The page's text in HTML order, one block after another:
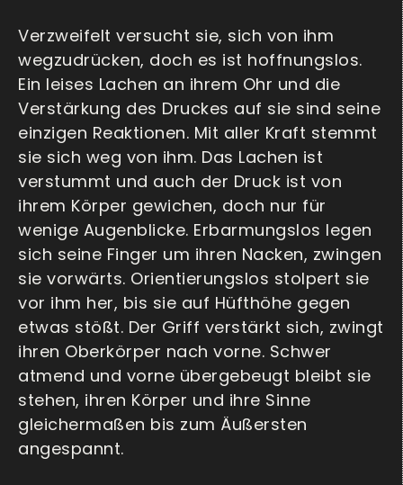
Verzweifelt versucht sie, sich von ihm
wegzudrücken, doch es ist hoffnungslos.
Ein leises Lachen an ihrem Ohr und die
Verstärkung des Druckes auf sie sind seine
einzigen Reaktionen. Mit aller Kraft stemmt
sie sich weg von ihm. Das Lachen ist
verstummt und auch der Druck ist von
ihrem Körper gewichen, doch nur für
wenige Augenblicke. Erbarmungslos legen
sich seine Finger um ihren Nacken, zwingen
sie vorwärts. Orientierungslos stolpert sie
vor ihm her, bis sie auf Hüfthöhe gegen
etwas stößt. Der Griff verstärkt sich, zwingt
ihren Oberkörper nach vorne. Schwer
atmend und vorne übergebeugt bleibt sie
stehen, ihren Körper und ihre Sinne
gleichermaßen bis zum Äußersten
angespannt.